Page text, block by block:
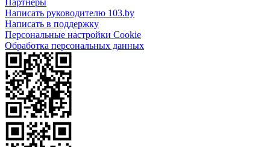
Написать руководителю 103.by
Написать в поддержку
Персональные настройки Cookie
Обработка персональных данных